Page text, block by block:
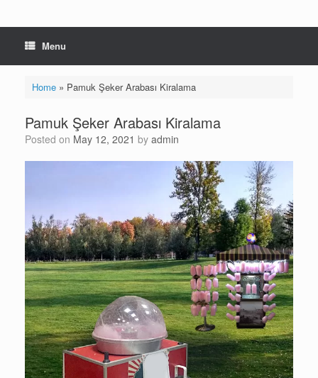
Menu
Home» Pamuk Şeker Arabası Kiralama
Pamuk Şeker Arabası Kiralama
Posted on May 12, 2021 by admin